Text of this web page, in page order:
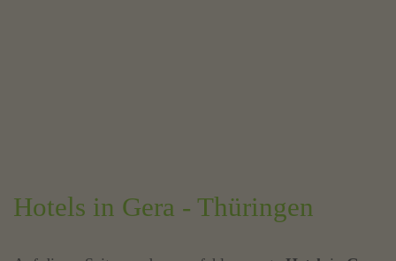
Hotels in Gera - Thüringen